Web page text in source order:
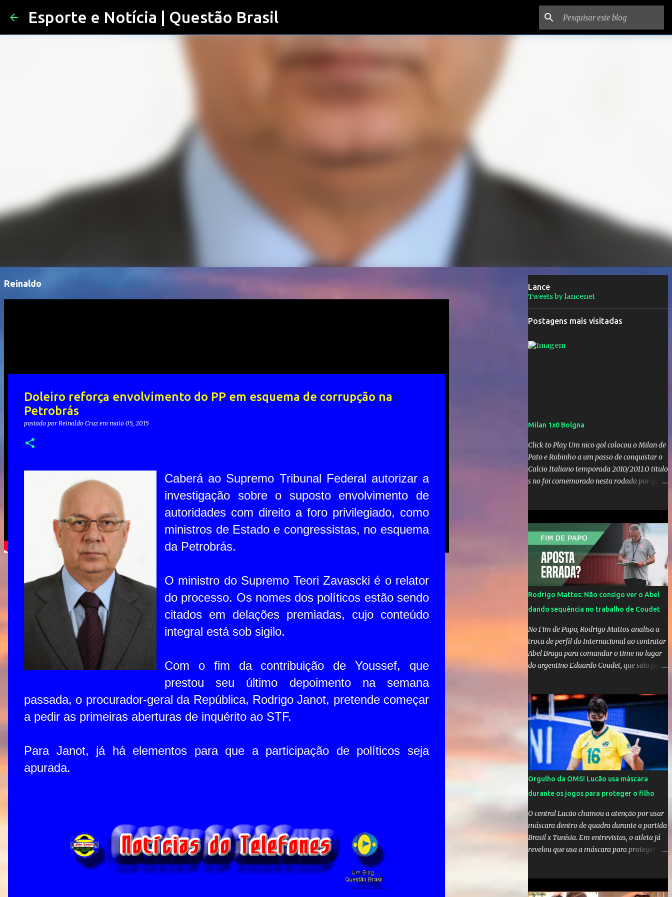
Esporte e Notícia | Questão Brasil
Reinaldo
Doleiro reforça envolvimento do PP em esquema de corrupção na
Petrobrás
postado por Reinaldo Cruz em maio 05, 2015
Caberá ao Supremo Tribunal Federal autorizar a
investigação sobre o suposto envolvimento de
autoridades com direito a foro privilegiado, como
ministros de Estado e congressistas, no esquema
da Petrobrás.
O ministro do Supremo Teori Zavascki é o relator
do processo. Os nomes dos políticos estão sendo
citados em delações premiadas, cujo conteúdo
integral está sob sigilo.
Com o fim da contribuição de Youssef, que
prestou seu último depoimento na semana
passada, o procurador-geral da República, Rodrigo Janot, pretende começar
a pedir as primeiras aberturas de inquérito ao STF.
Para Janot, já há elementos para que a participação de políticos seja
apurada.
Lance
Tweets by lancenet
Postagens mais visitadas
Milan 1x0 Bolgna
Click to Play Um nico gol colocou o Milan de
Pato e Robinho a um passo de conquistar o
Calcio Italiano temporada 2010/2011.O titulo
s no foi comemorado nesta rodada por que a
voltandoa Italia e para dirigir de novo a
Internazionale.Na velha bota tudo parece
definido e tem o Milan como virtual
campeao. ;
Rodrigo Mattos: Não consigo ver o Abel
dando sequência no trabalho de Coudet
No Fim de Papo, Rodrigo Mattos analisa a
troca de perfil do Internacional ao contratar
Abel Braga para comandar o time no lugar
do argentino Eduardo Coudet, que saiu para
Orgulho da OMS! Lucão usa máscara
durante os jogos para proteger o filho
O central Lucão chamou a atenção por usar
máscara dentro de quadra durante a partida
Brasil x Tunísia. Em entrevistas, o atleta já
revelou que usa a máscara para proteger seu